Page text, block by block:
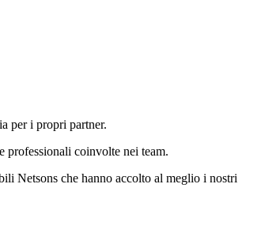
per i propri partner.
coinvolte nei team.
Netsons che hanno accolto al meglio i nostri